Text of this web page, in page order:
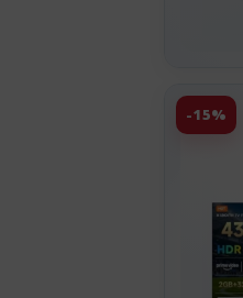
-15%